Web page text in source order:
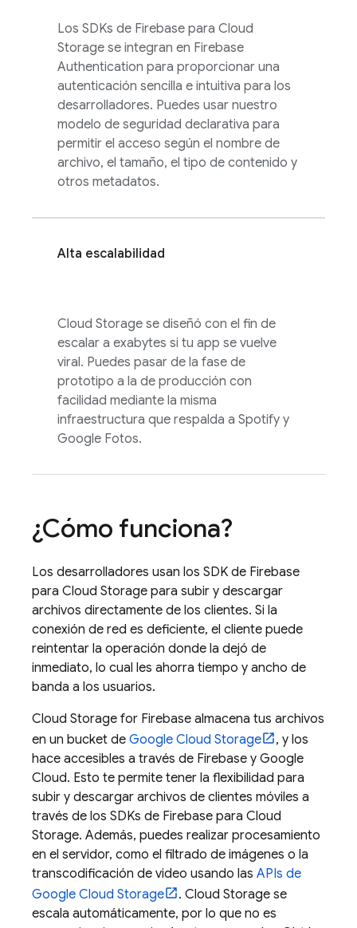
Los SDKs de Firebase para Cloud
Storage se integran en Firebase
Authentication para proporcionar una
autenticación sencilla e intuitiva para los
desarrolladores. Puedes usar nuestro
modelo de seguridad declarativa para
permitir el acceso según el nombre de
archivo, el tamaño, el tipo de contenido y
otros metadatos.
Alta escalabilidad
Cloud Storage se diseñó con el fin de
escalar a exabytes si tu app se vuelve
viral. Puedes pasar de la fase de
prototipo a la de producción con
facilidad mediante la misma
infraestructura que respalda a Spotify y
Google Fotos.
¿Cómo funciona?
Los desarrolladores usan los SDK de Firebase
para Cloud Storage para subir y descargar
archivos directamente de los clientes. Si la
conexión de red es deficiente, el cliente puede
reintentar la operación donde la dejó de
inmediato, lo cual les ahorra tiempo y ancho de
banda a los usuarios.
Cloud Storage for Firebase almacena tus archivos
en un bucket de Google Cloud Storage
, y los
hace accesibles a través de Firebase y Google
Cloud. Esto te permite tener la flexibilidad para
subir y descargar archivos de clientes móviles a
través de los SDKs de Firebase para Cloud
Storage. Además, puedes realizar procesamiento
en el servidor, como el filtrado de imágenes o la
transcodificación de video usando las APIs de
Google Cloud Storage
. Cloud Storage se
escala automáticamente, por lo que no es